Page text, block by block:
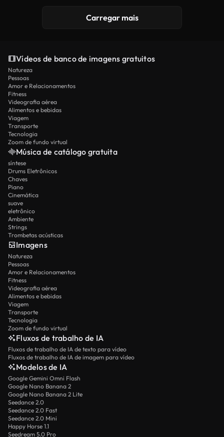
Carregar mais
Vídeos de banco de imagens gratuitos
Natureza
Pessoas
Amor e Relacionamentos
Fitness
Videografia aérea
Alimentos e bebidas
Viagem
Transporte
Tecnologia
Zoom de fundo virtual
Música de catálogo gratuita
síntese
Drums Eletrônicos
Chaves
Piano
Cinemática
suave
eletrônico
Ambiente
Strings
Trombetas acústicas
Imagens
Natureza
Pessoas
Amor e Relacionamentos
Fitness
Videografia aérea
Alimentos e bebidas
Viagem
Transporte
Tecnologia
Zoom de fundo virtual
Fluxos de trabalho de IA
Fluxos de trabalho de IA de texto para vídeo
Fluxos de trabalho de IA de imagem para vídeo
Modelos de IA
Google Gemini Omni Flash
Google Nano Banana 2
Google Nano Banana 2 Lite
Seedance 2.0
Seedance 2.0 Fast
Seedance 2.0 Mini
Happy Horse 1.1
Seedream 5.0 Pro